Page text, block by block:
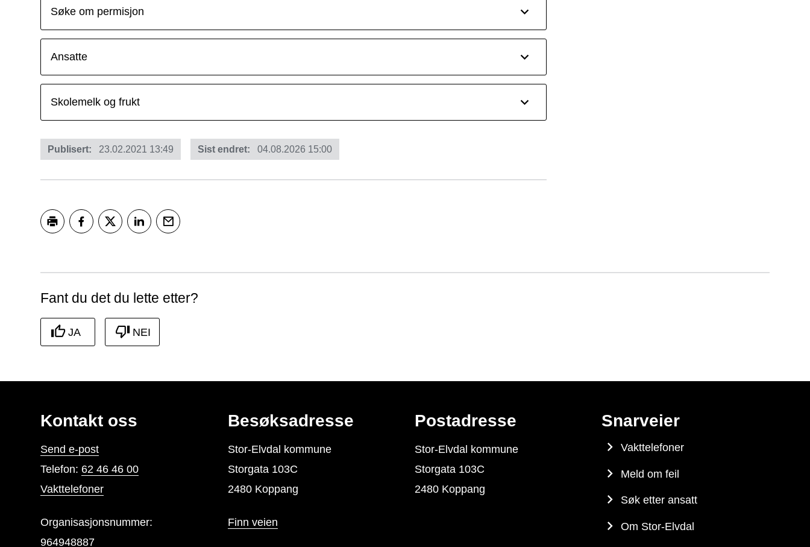
Søke om permisjon
Ansatte
Skolemelk og frukt
Publisert 23.02.2021 13:49 Sist endret 04.08.2026 15:00
Fant du det du lette etter?
JA NEI
Kontakt oss
Send e-post
Telefon: 62 46 46 00
Vakttelefoner
Organisasjonsnummer:
964948887
Besøksadresse
Stor-Elvdal kommune
Storgata 103C
2480 Koppang
Finn veien
Postadresse
Stor-Elvdal kommune
Storgata 103C
2480 Koppang
Snarveier
Vakttelefoner
Meld om feil
Søk etter ansatt
Om Stor-Elvdal